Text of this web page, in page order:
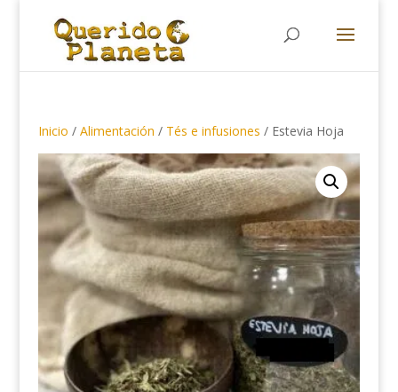
de
productos
Inicio / Alimentación / Tés e infusiones / Estevia Hoja